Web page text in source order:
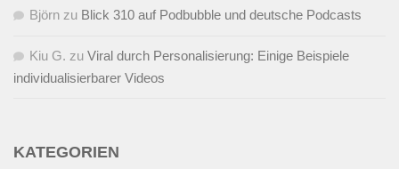
Björn zu Blick 310 auf Podbubble und deutsche Podcasts
Kiu G. zu Viral durch Personalisierung: Einige Beispiele
individualisierbarer Videos
KATEGORIEN